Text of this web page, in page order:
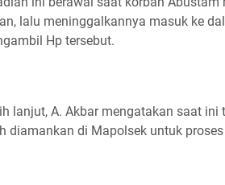
lalu meninggalkannya masuk ke
Hp tersebut.
lanjut, A. Akbar mengatakan saat
diamankan di Mapolsek untuk